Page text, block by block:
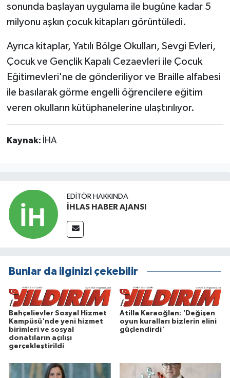
sonunda başlayan uygulama ile bugüne kadar 5
milyonu aşkın çocuk kitapları görüntüledi.
Ayrıca kitaplar, Yatılı Bölge Okulları, Sevgi Evleri,
Çocuk ve Gençlik Kapalı Cezaevleri ile Çocuk
Eğitimevleri'ne de gönderiliyor ve Braille alfabesi
ile basılarak görme engelli öğrencilere eğitim
veren okulların kütüphanelerine ulaştırılıyor.
Kaynak: İHA
EDITÖR HAKKINDA
İHLAS HABER AJANSI
Bunlar da ilginizi çekebilir
Bahçelievler Sosyal Hizmet
Kampüsü'nde yeni hizmet
birimleri ve sosyal
donatıların açılışı
gerçekleştirildi
Atilla Karaoğlan: 'Değişen
oyun kuralları bizlerin elini
güçlendirdi'